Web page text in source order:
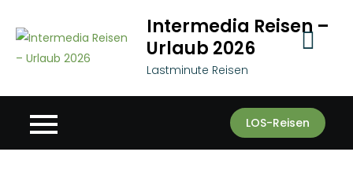
content
Intermedia Reisen –
Urlaub 2026
Lastminute Reisen
LOS-Reisen